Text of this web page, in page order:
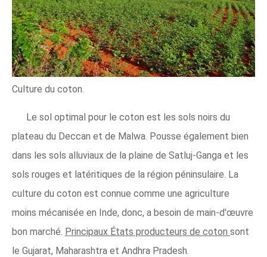
Culture du coton.
Le sol optimal pour le coton est les sols noirs du
plateau du Deccan et de Malwa. Pousse également bien
dans les sols alluviaux de la plaine de Satluj-Ganga et les
sols rouges et latéritiques de la région péninsulaire. La
culture du coton est connue comme une agriculture
moins mécanisée en Inde, donc, a besoin de main-d'œuvre
bon marché. Principaux États producteurs de coton sont
le Gujarat, Maharashtra et Andhra Pradesh.